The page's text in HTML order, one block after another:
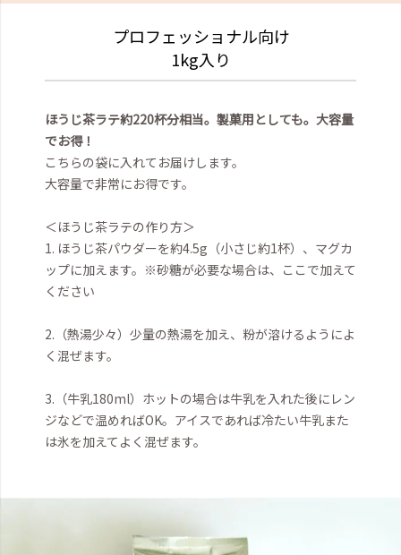
プロフェッショナル向け
1kg入り
ほうじ茶ラテ約220杯分相当。製菓用としても。 大容量
でお得！
こちらの袋に入れてお届けします。
大容量で非常にお得です。
＜ほうじ茶ラテの作り方＞
1. ほうじ茶パウダーを約4.5g（小さじ約1杯）、マグカ
ップに加えます。 ※砂糖が必要な場合は、ここで加えて
ください
2.（熱湯少々）少量の熱湯を加え、粉が溶けるようによ
く混ぜます。
3.（牛乳180ml）ホットの場合は牛乳を入れた後にレン
ジなどで温めればOK。アイスであれば冷たい牛乳また
は氷を加えてよく混ぜます。